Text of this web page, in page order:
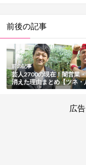
前後の記事
前の記事
芸人2700の現在！闇営業
消えた理由まとめ【ツネ・
島】
広